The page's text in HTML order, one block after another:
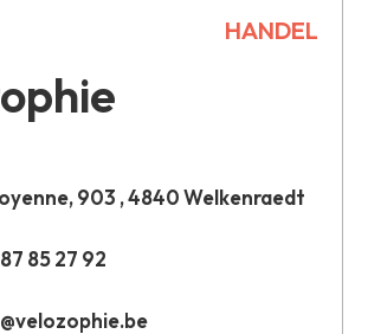
903 , 4840 Welkenraedt
85 27 92
HANDEL